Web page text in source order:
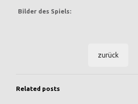
Bilder des Spiels:
zurück
Related posts